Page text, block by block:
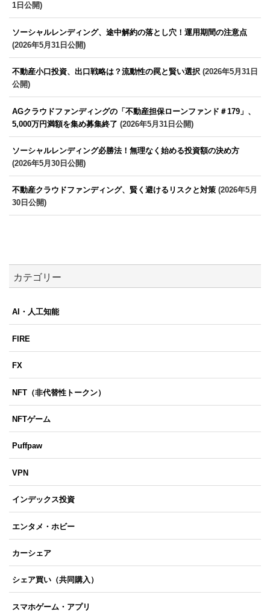
1日公開)
ソーシャルレンディング、途中解約の落とし穴！運用期間の注意点
(2026年5月31日公開)
不動産小口投資、出口戦略は？流動性の罠と賢い選択 (2026年5月31日
公開)
AGクラウドファンディングの「不動産担保ローンファンド＃179」、
5,000万円満額を集め募集終了 (2026年5月31日公開)
ソーシャルレンディング必勝法！無理なく始める投資額の決め方
(2026年5月30日公開)
不動産クラウドファンディング、賢く避けるリスクと対策 (2026年5月
30日公開)
カテゴリー
AI・人工知能
FIRE
FX
NFT（非代替性トークン）
NFTゲーム
Puffpaw
VPN
インデックス投資
エンタメ・ホビー
カーシェア
シェア買い（共同購入）
スマホゲーム・アプリ